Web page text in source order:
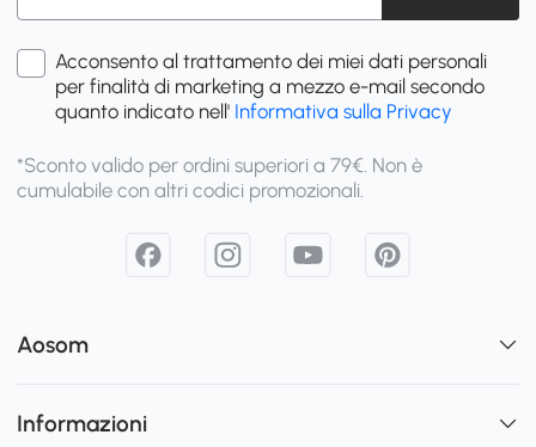
Acconsento al trattamento dei miei dati personali
per finalità di marketing a mezzo e-mail secondo
quanto indicato nell' Informativa sulla Privacy
*Sconto valido per ordini superiori a 79€. Non è
cumulabile con altri codici promozionali.
Aosom
Informazioni